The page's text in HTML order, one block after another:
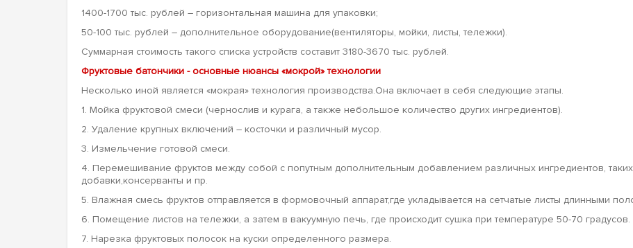
1400-1700 тыс. рублей – горизонтальная машина для упаковки;
50-100 тыс. рублей – дополнительное оборудование(вентиляторы, мойки, листы, тележки).
Суммарная стоимость такого списка устройств составит 3180-3670 тыс. рублей.
Фруктовые батончики - основные нюансы «мокрой» технологии
Несколько иной является «мокрая» технология производства.Она включает в себя следующие этапы.
1. Мойка фруктовой смеси (чернослив и курага, а также небольшое количество других ингредиентов).
2. Удаление крупных включений – косточки и различный мусор.
3. Измельчение готовой смеси.
4. Перемешивание фруктов между собой с попутным дополнительным добавлением различных ингредиентов,
добавки,консерванты и пр.
5. Влажная смесь фруктов отправляется в формовочный аппарат,где укладывается на сетчатые листы длинными
6. Помещение листов на тележки, а затем в вакуумную печь, где происходит сушка при температуре 50-70 градусов.
7. Нарезка фруктовых полосок на куски определенного размера.